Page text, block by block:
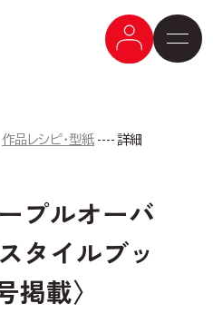
作品レシピ・型紙 詳細
プルオーバ
タイルブッ
掲載〉